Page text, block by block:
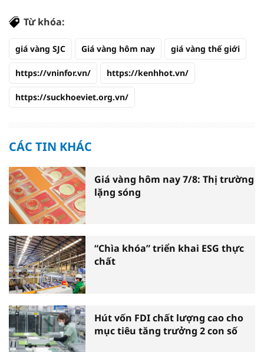
Từ khóa:
giá vàng SJC Giá vàng hôm nay giá vàng thế giới
https://vninfor.vn/ https://kenhhot.vn/
https://suckhoeviet.org.vn/
CÁC TIN KHÁC
Giá vàng hôm nay 7/8: Thị trường
lặng sóng
“Chìa khóa” triển khai ESG thực
chất
Hút vốn FDI chất lượng cao cho
mục tiêu tăng trưởng 2 con số